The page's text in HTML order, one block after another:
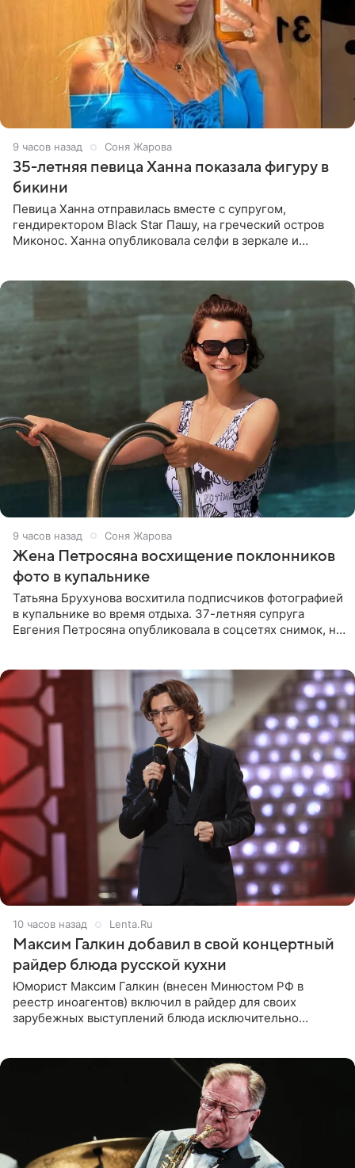
9 часов назад Соня Жарова
35-летняя певица Ханна показала фигуру в
бикини
Певица Ханна отправилась вместе с супругом,
гендиректором Black Star Пашу, на греческий остров
Миконос. Ханна опубликовала селфи в зеркале и
9 часов назад Соня Жарова
Жена Петросяна восхищение поклонников
фото в купальнике
Татьяна Брухунова восхитила подписчиков фотографией
в купальнике во время отдыха. 37-летняя супруга
Евгения Петросяна опубликовала в соцсетях снимок, на
10 часов назад Lenta.Ru
Максим Галкин добавил в свой концертный
райдер блюда русской кухни
Юморист Максим Галкин (внесен Минюстом РФ в
реестр иноагентов) включил в райдер для своих
зарубежных выступлений блюда исключительно